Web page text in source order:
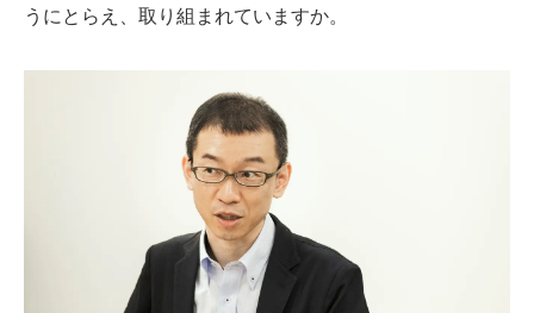
うにとらえ、取り組まれていますか。